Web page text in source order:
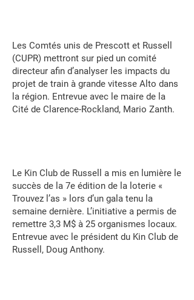
Les Comtés unis de Prescott et Russell
(CUPR) mettront sur pied un comité
directeur afin d’analyser les impacts du
projet de train à grande vitesse Alto dans
la région. Entrevue avec le maire de la
Cité de Clarence-Rockland, Mario Zanth.
Le Kin Club de Russell a mis en lumière le
succès de la 7e édition de la loterie «
Trouvez l’as » lors d’un gala tenu la
semaine dernière. L’initiative a permis de
remettre 3,3 M$ à 25 organismes locaux.
Entrevue avec le président du Kin Club de
Russell, Doug Anthony.